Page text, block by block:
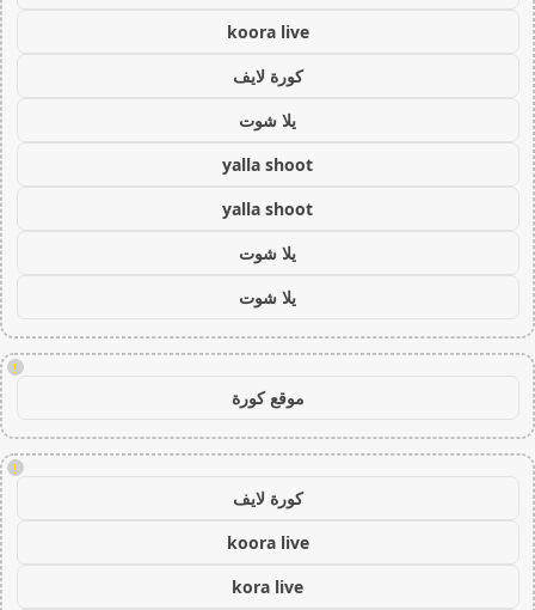
koora live
كورة لايف
يلا شوت
yalla shoot
yalla shoot
يلا شوت
يلا شوت
!
موقع كورة
!
كورة لايف
koora live
kora live